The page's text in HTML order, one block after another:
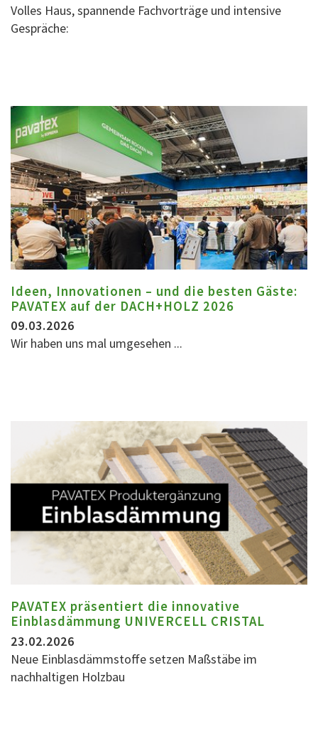
Volles Haus, spannende Fachvorträge und intensive
Gespräche:
Ideen, Innovationen – und die besten Gäste:
PAVATEX auf der DACH+HOLZ 2026
09.03.2026
Wir haben uns mal umgesehen ...
PAVATEX präsentiert die innovative
Einblasdämmung UNIVERCELL CRISTAL
23.02.2026
Neue Einblasdämmstoffe setzen Maßstäbe im
nachhaltigen Holzbau